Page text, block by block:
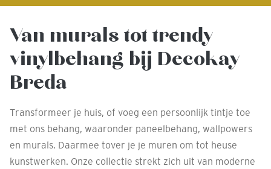
Van murals tot trendy
vinylbehang bij Decokay
Breda
Transformeer je huis, of voeg een persoonlijk tintje toe
met ons behang, waaronder paneelbehang, wallpowers
en murals. Daarmee tover je je muren om tot heuse
kunstwerken. Onze collectie strekt zich uit van moderne